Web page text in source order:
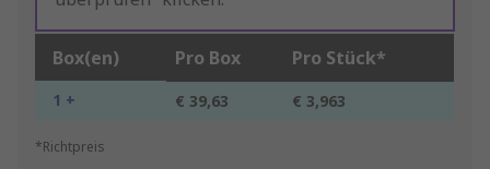
Box(en) Pro Box Pro Stück*
1 + € 39,63 € 3,963
*Richtpreis